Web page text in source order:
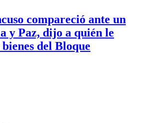
compareció ante un
y Paz, dijo a quién le
del Bloque